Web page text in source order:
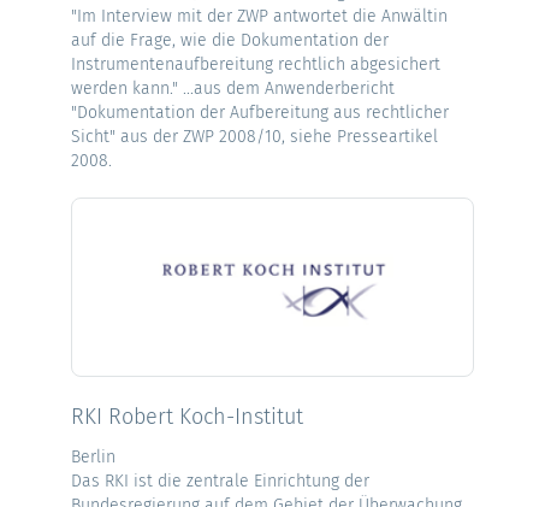
"Im Interview mit der ZWP antwortet die Anwältin
auf die Frage, wie die Dokumentation der
Instrumentenaufbereitung rechtlich abgesichert
werden kann." ...aus dem Anwenderbericht
"Dokumentation der Aufbereitung aus rechtlicher
Sicht" aus der ZWP 2008/10, siehe Presseartikel
2008.
RKI Robert Koch-Institut
Berlin
Das RKI ist die zentrale Einrichtung der